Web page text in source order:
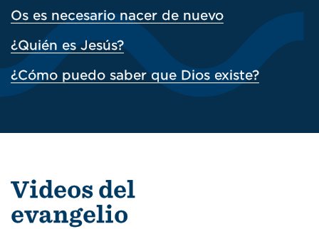
Os es necesario nacer de nuevo
¿Quién es Jesús?
¿Cómo puedo saber que Dios existe?
Videos del
evangelio